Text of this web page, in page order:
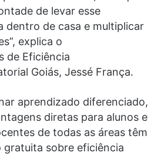
de levar esse
dentro de casa e multiplicar
explica o
de Eficiência
Goiás, Jessé França.
aprendizado diferenciado,
diretas para alunos e
de todas as áreas têm
gratuita sobre eficiência